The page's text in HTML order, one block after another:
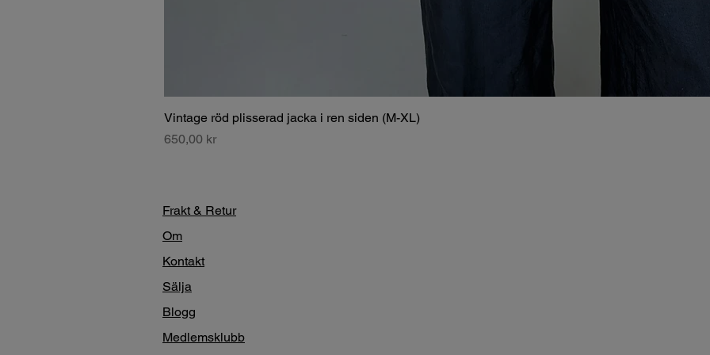
Vintage röd plisserad jacka i ren siden (M-XL)
Pris
650,00 kr
Frakt & Retur
Om
Kontakt
Sälja
Blogg
Medlemsklubb